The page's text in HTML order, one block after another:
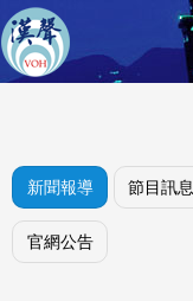
新聞報導 節目訊息
官網公告